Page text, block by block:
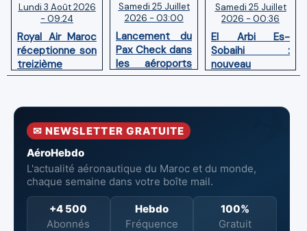
Lundi 3 Août 2026
- 09:24
Royal Air Maroc
réceptionne son
treizième
Boeing 787
Samedi 25 Juillet
2026 - 03:00
Lancement du
Pax Check dans
les aéroports
du Maroc
Samedi 25 Juillet
2026 - 00:36
El Arbi Es-
Sobaihi :
nouveau
directeur à la
l’Aéroport
Mohammed V
✉ NEWSLETTER GRATUITE
AéroHebdo
L'actualité aéronautique du Maroc et du monde,
chaque semaine dans votre boîte mail.
+4 500
Abonnés
Hebdo
Fréquence
100%
Gratuit